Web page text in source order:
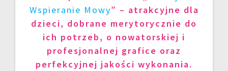
Wspieranie Mowy” – atrakcyjne dla
dzieci, dobrane merytorycznie do
ich potrzeb, o nowatorskiej i
profesjonalnej grafice oraz
perfekcyjnej jakości wykonania.